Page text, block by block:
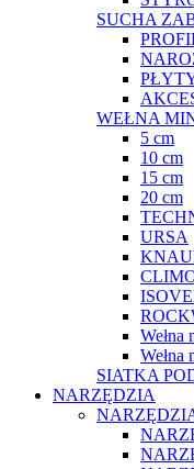
SUCHA
WEŁNA
5 cm
10 cm
15 cm
20 cm
URSA
Wełna
Wełna
SIATKA
NARZĘDZIA